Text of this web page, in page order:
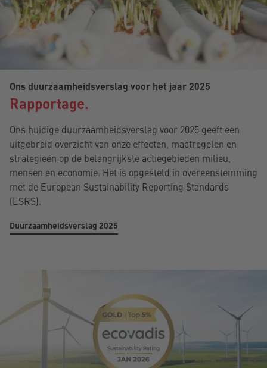
Ons duurzaamheidsverslag voor het jaar 2025
Rapportage.
Ons huidige duurzaamheidsverslag voor 2025 geeft een
uitgebreid overzicht van onze effecten, maatregelen en
strategieën op de belangrijkste actiegebieden milieu,
mensen en economie. Het is opgesteld in overeenstemming
met de European Sustainability Reporting Standards
(ESRS).
Duurzaamheidsverslag 2025